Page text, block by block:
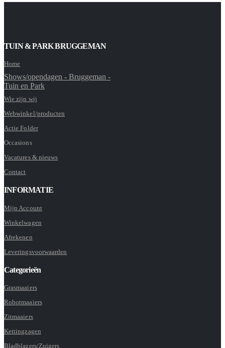
TUIN & PARK BRUGGEMAN
Home
Shows/opendagen - Bruggeman -
Tuin en Park
Wie zijn wij
Webwinkel/producten
Actie Folder
Occasions
Vacatures & nieuws
Contact
INFORMATIE
Mijn Account
Winkelwagen
Afrekenen
Leveringsvoorwaarden
Categorieën
Grasmaaiers
Robotmaaiers
Zitmaaiers
Kettingzagen
Bladblazers/Zuigers